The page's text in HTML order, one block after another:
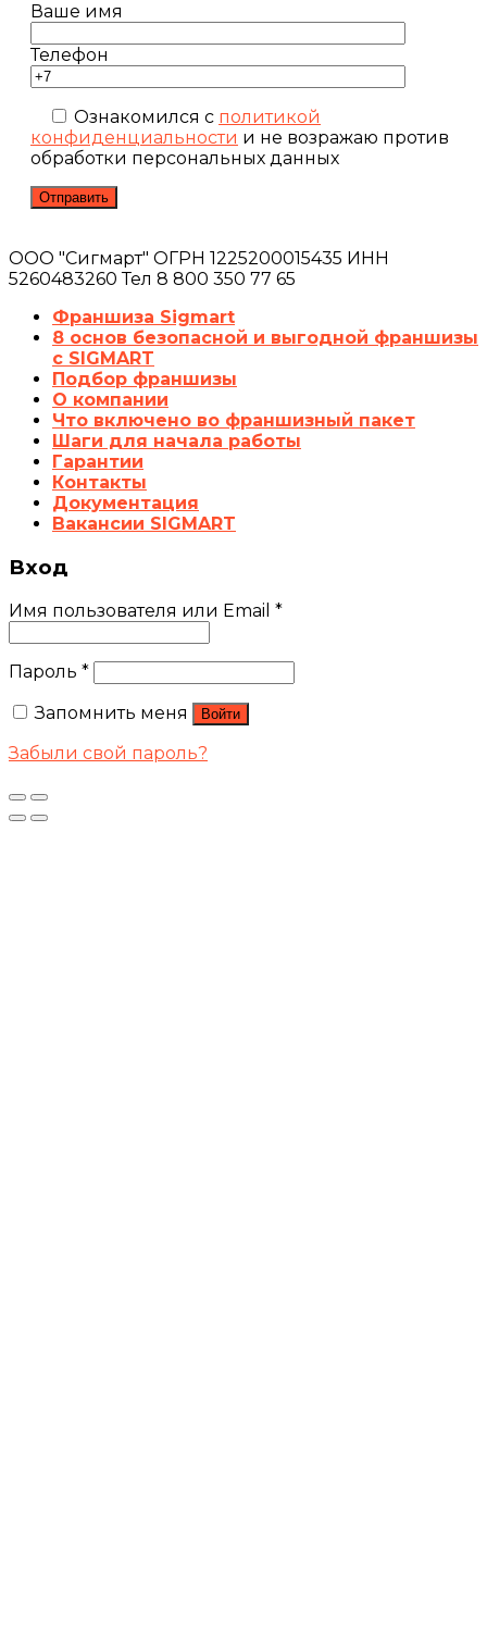
Ваше имя
Телефон
Ознакомился с политикой
конфиденциальности и не возражаю против
обработки персональных данных
ООО "Сигмарт" ОГРН 1225200015435 ИНН
5260483260 Тел 8 800 350 77 65
Франшиза Sigmart
8 основ безопасной и выгодной франшизы
с SIGMART
Подбор франшизы
О компании
Что включено во франшизный пакет
Шаги для начала работы
Гарантии
Контакты
Документация
Вакансии SIGMART
Вход
Имя пользователя или Email *
Пароль *
Запомнить меня
Войти
Забыли свой пароль?